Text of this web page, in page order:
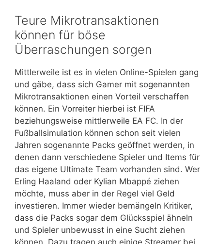
Teure Mikrotransaktionen
können für böse
Überraschungen sorgen
Mittlerweile ist es in vielen Online-Spielen gang
und gäbe, dass sich Gamer mit sogenannten
Mikrotransaktionen einen Vorteil verschaffen
können. Ein Vorreiter hierbei ist FIFA
beziehungsweise mittlerweile EA FC. In der
Fußballsimulation können schon seit vielen
Jahren sogenannte Packs geöffnet werden, in
denen dann verschiedene Spieler und Items für
das eigene Ultimate Team vorhanden sind. Wer
Erling Haaland oder Kylian Mbappé ziehen
möchte, muss aber in der Regel viel Geld
investieren. Immer wieder bemängeln Kritiker,
dass die Packs sogar dem Glücksspiel ähneln
und Spieler unbewusst in eine Sucht ziehen